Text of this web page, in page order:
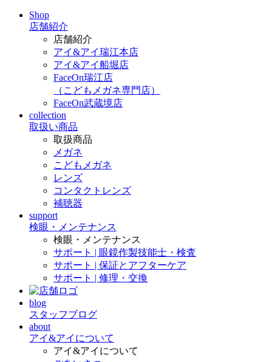
Shop
店舗紹介
店舗紹介
アイ&アイ瑞江本店
アイ&アイ船堀店
FaceOn瑞江店
（こどもメガネ専門店）
FaceOn武蔵境店
collection
取扱い商品
取扱商品
メガネ
こどもメガネ
レンズ
コンタクトレンズ
補聴器
support
検眼・メンテナンス
検眼・メンテナンス
サポート | 眼鏡作製技能士・検査
サポート | 保証とアフターケア
サポート | 修理・交換
blog
スタッフブログ
about
アイ&アイについて
アイ&アイについて